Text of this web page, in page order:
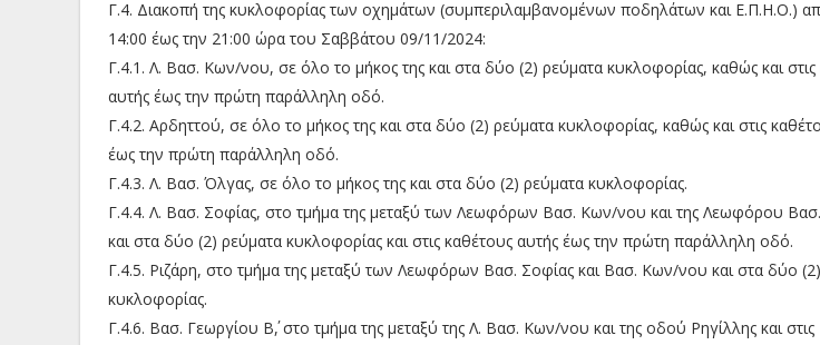
Γ.4. Διακοπή της κυκλοφορίας των οχημάτων (συμπεριλαμβανομένων ποδηλάτων και Ε.Π.Η.Ο.)
14:00 έως την 21:00 ώρα του Σαββάτου 09/11/2024:
Γ.4.1. Λ. Βασ. Κων/νου, σε όλο το μήκος της και στα δύο (2) ρεύματα κυκλοφορίας, καθώς και στις
αυτής έως την πρώτη παράλληλη οδό.
Γ.4.2. Αρδηττού, σε όλο το μήκος της και στα δύο (2) ρεύματα κυκλοφορίας, καθώς και στις
έως την πρώτη παράλληλη οδό.
Γ.4.3. Λ. Βασ. Όλγας, σε όλο το μήκος της και στα δύο (2) ρεύματα κυκλοφορίας.
Γ.4.4. Λ. Βασ. Σοφίας, στο τμήμα της μεταξύ των Λεωφόρων Βασ. Κων/νου και της Λεωφόρου
και στα δύο (2) ρεύματα κυκλοφορίας και στις καθέτους αυτής έως την πρώτη παράλληλη οδό.
Γ.4.5. Ριζάρη, στο τμήμα της μεταξύ των Λεωφόρων Βασ. Σοφίας και Βασ. Κων/νου και στα δύο
κυκλοφορίας.
Γ.4.6. Βασ. Γεωργίου Β΄, στο τμήμα της μεταξύ της Λ. Βασ. Κων/νου και της οδού Ρηγίλλης και στις